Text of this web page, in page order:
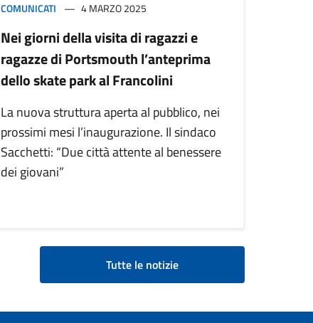
COMUNICATI 4 MARZO 2025
Nei giorni della visita di ragazzi e
ragazze di Portsmouth l’anteprima
dello skate park al Francolini
La nuova struttura aperta al pubblico, nei
prossimi mesi l’inaugurazione. Il sindaco
Sacchetti: “Due città attente al benessere
dei giovani”
Tutte le notizie